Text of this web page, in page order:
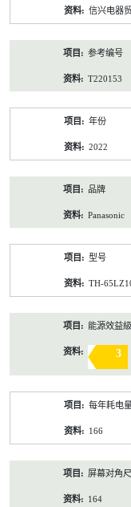
信兴电器
参考编号
T220153
年份
2022
品牌
Panasonic
型号
TH-
能源效益
3
每年耗电
166
屏幕对角
164